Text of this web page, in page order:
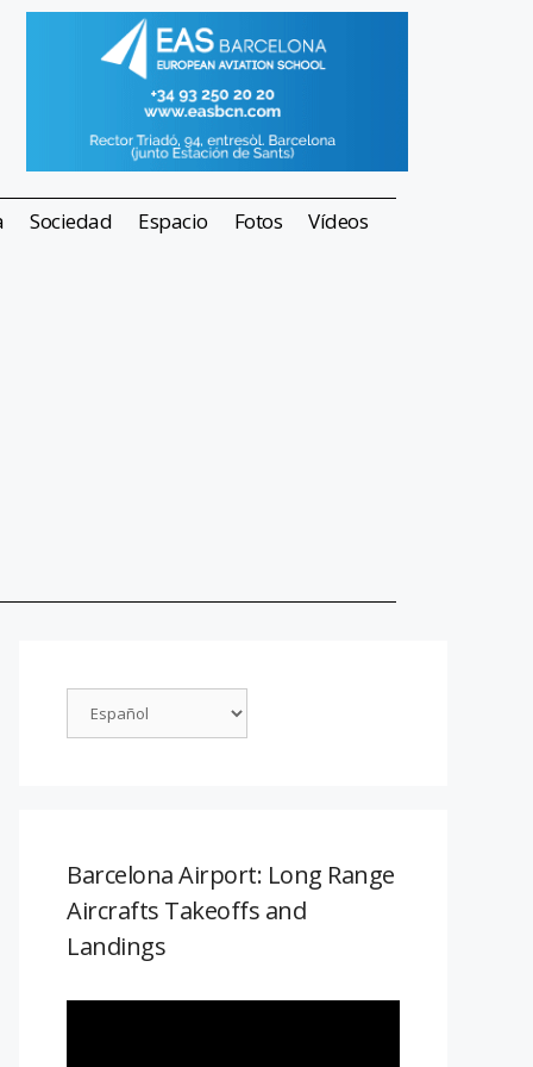
Sociedad Espacio Fotos Vídeos
Barcelona Airport: Long Range
Aircrafts Takeoffs and
Landings